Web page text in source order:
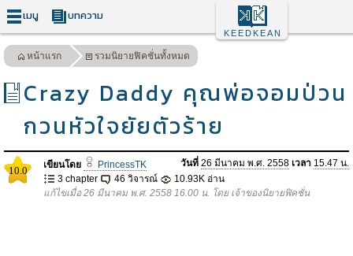
เมนู บทความ
KEEDKEAN
หน้าแรก รวมนิยายฟิคชั่นทั้งหมด
Crazy Daddy คุณพ่อจอมป่วน
กวนหัวใจยัยตัวร้าย
10.0 เขียนโดย PrincessTK วันที่ 26 มีนาคม พ.ศ. 2558 เวลา 15.47 น.
3 chapter
46 วิจารณ์
10.93K อ่าน
แก้ไขเมื่อ 26 มีนาคม พ.ศ. 2558 16.00 น. โดย เจ้าของนิยายฟิคชั่น